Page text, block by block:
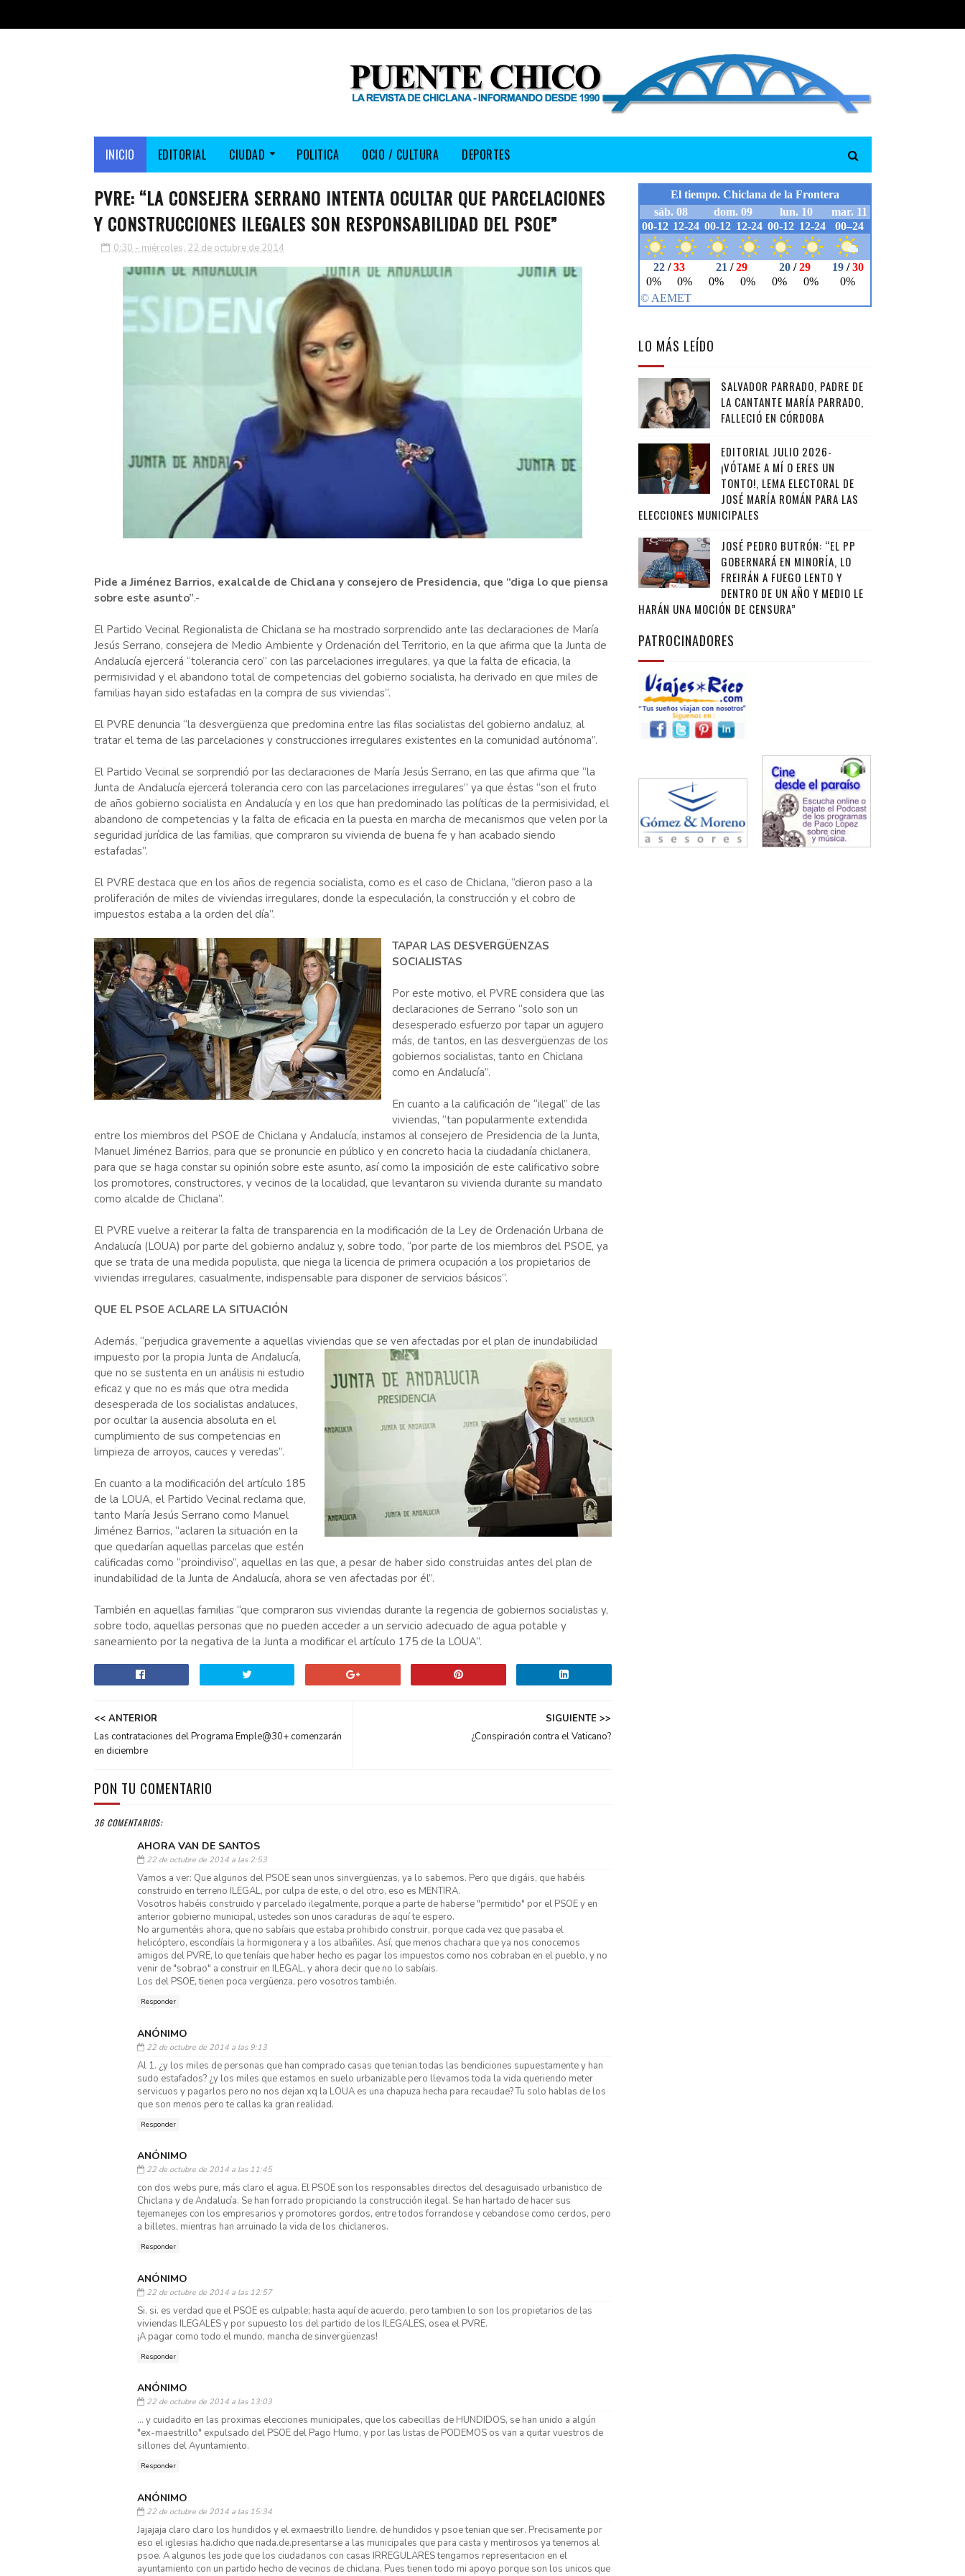
INICIO EDITORIAL CIUDAD POLITICA OCIO / CULTURA DEPORTES
PVRE: “LA CONSEJERA SERRANO INTENTA OCULTAR QUE PARCELACIONES
Y CONSTRUCCIONES ILEGALES SON RESPONSABILIDAD DEL PSOE”
0:30 - miércoles, 22 de octubre de 2014
Pide a Jiménez Barrios, exalcalde de Chiclana y consejero de Presidencia, que “diga lo que piensa
sobre este asunto”.-
El Partido Vecinal Regionalista de Chiclana se ha mostrado sorprendido ante las declaraciones de María
Jesús Serrano, consejera de Medio Ambiente y Ordenación del Territorio, en la que afirma que la Junta de
Andalucía ejercerá “tolerancia cero” con las parcelaciones irregulares, ya que la falta de eficacia, la
permisividad y el abandono total de competencias del gobierno socialista, ha derivado en que miles de
familias hayan sido estafadas en la compra de sus viviendas”.
El PVRE denuncia “la desvergüenza que predomina entre las filas socialistas del gobierno andaluz, al
tratar el tema de las parcelaciones y construcciones irregulares existentes en la comunidad autónoma”.
El Partido Vecinal se sorprendió por las declaraciones de María Jesús Serrano, en las que afirma que “la
Junta de Andalucía ejercerá tolerancia cero con las parcelaciones irregulares” ya que éstas “son el fruto
de años gobierno socialista en Andalucía y en los que han predominado las políticas de la permisividad, el
abandono de competencias y la falta de eficacia en la puesta en marcha de mecanismos que velen por la
seguridad jurídica de las familias, que compraron su vivienda de buena fe y han acabado siendo
estafadas”.
El PVRE destaca que en los años de regencia socialista, como es el caso de Chiclana, “dieron paso a la
proliferación de miles de viviendas irregulares, donde la especulación, la construcción y el cobro de
impuestos estaba a la orden del día”.
TAPAR LAS DESVERGÜENZAS
SOCIALISTAS
Por este motivo, el PVRE considera que las
declaraciones de Serrano “solo son un
desesperado esfuerzo por tapar un agujero
más, de tantos, en las desvergüenzas de los
gobiernos socialistas, tanto en Chiclana
como en Andalucía”.
En cuanto a la calificación de “ilegal” de las
viviendas, “tan popularmente extendida
entre los miembros del PSOE de Chiclana y Andalucía, instamos al consejero de Presidencia de la Junta,
Manuel Jiménez Barrios, para que se pronuncie en público y en concreto hacia la ciudadanía chiclanera,
para que se haga constar su opinión sobre este asunto, así como la imposición de este calificativo sobre
los promotores, constructores, y vecinos de la localidad, que levantaron su vivienda durante su mandato
como alcalde de Chiclana”.
El PVRE vuelve a reiterar la falta de transparencia en la modificación de la Ley de Ordenación Urbana de
Andalucía (LOUA) por parte del gobierno andaluz y, sobre todo, “por parte de los miembros del PSOE, ya
que se trata de una medida populista, que niega la licencia de primera ocupación a los propietarios de
viviendas irregulares, casualmente, indispensable para disponer de servicios básicos”.
QUE EL PSOE ACLARE LA SITUACIÓN
Además, “perjudica gravemente a aquellas viviendas que se ven afectadas por el plan de inundabilidad
impuesto por la propia Junta de Andalucía,
que no se sustenta en un análisis ni estudio
eficaz y que no es más que otra medida
desesperada de los socialistas andaluces,
por ocultar la ausencia absoluta en el
cumplimiento de sus competencias en
limpieza de arroyos, cauces y veredas”.
En cuanto a la modificación del artículo 185
de la LOUA, el Partido Vecinal reclama que,
tanto María Jesús Serrano como Manuel
Jiménez Barrios, “aclaren la situación en la
que quedarían aquellas parcelas que estén
calificadas como “proindiviso”, aquellas en las que, a pesar de haber sido construidas antes del plan de
inundabilidad de la Junta de Andalucía, ahora se ven afectadas por él”.
También en aquellas familias “que compraron sus viviendas durante la regencia de gobiernos socialistas y,
sobre todo, aquellas personas que no pueden acceder a un servicio adecuado de agua potable y
saneamiento por la negativa de la Junta a modificar el artículo 175 de la LOUA”.
SIGUIENTE >>
¿Conspiración contra el Vaticano?
<< ANTERIOR
Las contrataciones del Programa Emple@30+ comenzarán
en diciembre
PON TU COMENTARIO
36 COMENTARIOS:
AHORA VAN DE SANTOS
22 de octubre de 2014 a las 2:53
Vamos a ver: Que algunos del PSOE sean unos sinvergüenzas, ya lo sabemos. Pero que digáis, que habéis
construido en terreno ILEGAL, por culpa de este, o del otro, eso es MENTIRA.
Vosotros habéis construido y parcelado ilegalmente, porque a parte de haberse "permitido" por el PSOE y en
anterior gobierno municipal, ustedes son unos caraduras de aquí te espero.
No argumentéis ahora, que no sabíais que estaba prohibido construir, porque cada vez que pasaba el
helicóptero, escondíais la hormigonera y a los albañiles. Así, que menos chachara que ya nos conocemos
amigos del PVRE, lo que teníais que haber hecho es pagar los impuestos como nos cobraban en el pueblo, y no
venir de "sobrao" a construir en ILEGAL, y ahora decir que no lo sabíais.
Los del PSOE, tienen poca vergüenza, pero vosotros también.
Responder
ANÓNIMO
22 de octubre de 2014 a las 9:13
Al 1. ¿y los miles de personas que han comprado casas que tenian todas las bendiciones supuestamente y han
sudo estafados? ¿y los miles que estamos en suelo urbanizable pero llevamos toda la vida queriendo meter
servicuos y pagarlos pero no nos dejan xq la LOUA es una chapuza hecha para recaudae? Tu solo hablas de los
que son menos pero te callas ka gran realidad.
Responder
ANÓNIMO
22 de octubre de 2014 a las 11:45
con dos webs pure, más claro el agua. El PSOE son los responsables directos del desaguisado urbanistico de
Chiclana y de Andalucía. Se han forrado propiciando la construcción ilegal. Se han hartado de hacer sus
tejemanejes con los empresarios y promotores gordos, entre todos forrandose y cebandose como cerdos, pero
a billetes, mientras han arruinado la vida de los chiclaneros.
Responder
ANÓNIMO
22 de octubre de 2014 a las 12:57
Si. si. es verdad que el PSOE es culpable; hasta aquí de acuerdo, pero tambien lo son los propietarios de las
viviendas ILEGALES y por supuesto los del partido de los ILEGALES, osea el PVRE.
¡A pagar como todo el mundo, mancha de sinvergüenzas!
Responder
ANÓNIMO
22 de octubre de 2014 a las 13:03
... y cuidadito en las proximas elecciones municipales, que los cabecillas de HUNDIDOS, se han unido a algún
"ex-maestrillo" expulsado del PSOE del Pago Humo, y por las listas de PODEMOS os van a quitar vuestros de
sillones del Ayuntamiento.
Responder
ANÓNIMO
22 de octubre de 2014 a las 15:34
Jajajaja claro claro los hundidos y el exmaestrillo liendre. de hundidos y psoe tenian que ser. Precisamente por
eso el iglesias ha.dicho que nada.de.presentarse a las municipales que para casta y mentirosos ya tenemos al
psoe. A algunos les jode que los ciudadanos con casas IRREGULARES tengamos representacion en el
ayuntamiento con un partido hecho de vecinos de chiclana. Pues tienen todo mi apoyo porque son los unicos que
LO MÁS LEÍDO
SALVADOR PARRADO, PADRE DE
LA CANTANTE MARÍA PARRADO,
FALLECIÓ EN CÓRDOBA
EDITORIAL JULIO 2026-
¡VÓTAME A MÍ O ERES UN
TONTO!, LEMA ELECTORAL DE
JOSÉ MARÍA ROMÁN PARA LAS
ELECCIONES MUNICIPALES
JOSÉ PEDRO BUTRÓN: “EL PP
GOBERNARÁ EN MINORÍA, LO
FREIRÁN A FUEGO LENTO Y
DENTRO DE UN AÑO Y MEDIO LE
HARÁN UNA MOCIÓN DE CENSURA”
PATROCINADORES